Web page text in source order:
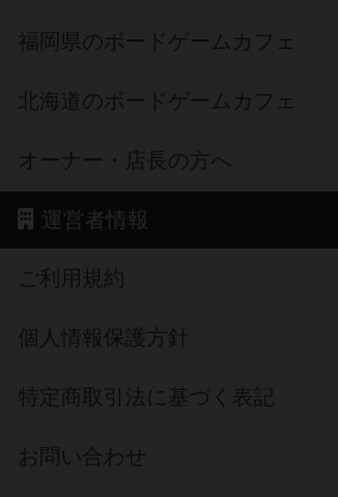
福岡県のボードゲームカフェ
北海道のボードゲームカフェ
オーナー・店長の方へ
運営者情報
ご利用規約
個人情報保護方針
特定商取引法に基づく表記
お問い合わせ